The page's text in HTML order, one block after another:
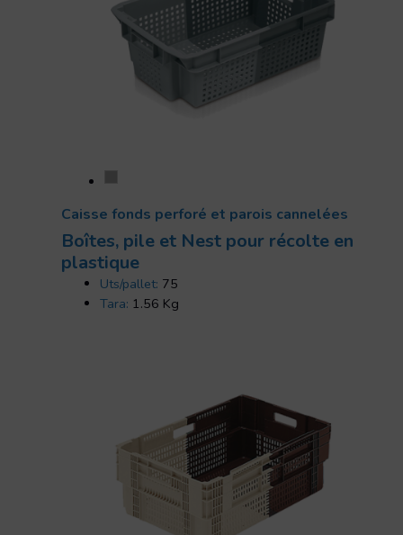
Caisse fonds perforé et parois cannelées
Boîtes, pile et Nest pour récolte en
plastique
Uts/pallet: 75
Tara: 1.56 Kg